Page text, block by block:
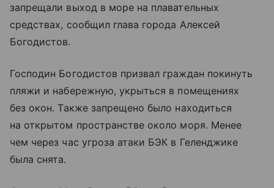
запрещали выход в море на плавательных
средствах, сообщил глава города Алексей
Богодистов.
Господин Богодистов призвал граждан покинуть
пляжи и набережную, укрыться в помещениях
без окон. Также запрещено было находиться
на открытом пространстве около моря. Менее
чем через час угроза атаки БЭК в Геленджике
была снята.